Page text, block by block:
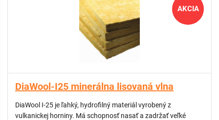
AKCIA
DiaWool-I25 minerálna lisovaná vlna
DiaWool I-25 je ľahký, hydrofilný materiál vyrobený z
vulkanickej horniny. Má schopnosť nasať a zadržať veľké